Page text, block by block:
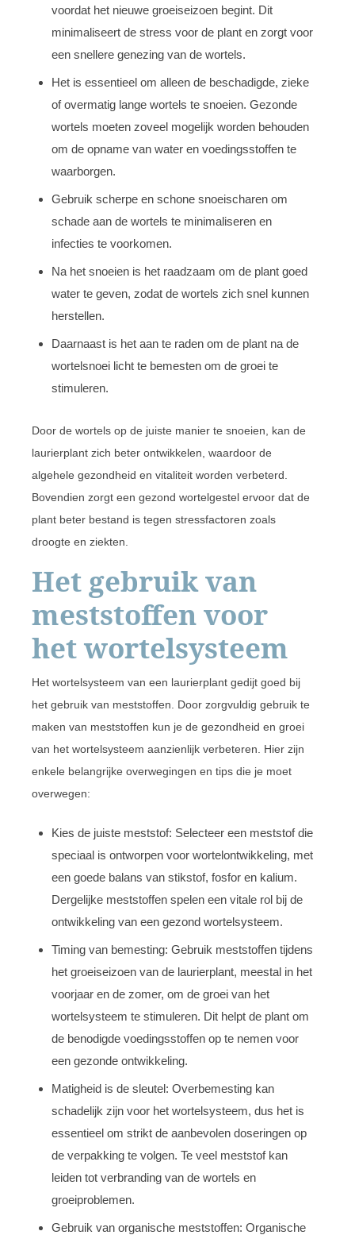
voordat het nieuwe groeiseizoen begint. Dit
minimaliseert de stress voor de plant en zorgt voor
een snellere genezing van de wortels.
Het is essentieel om alleen de beschadigde, zieke
of overmatig lange wortels te snoeien. Gezonde
wortels moeten zoveel mogelijk worden behouden
om de opname van water en voedingsstoffen te
waarborgen.
Gebruik scherpe en schone snoeischaren om
schade aan de wortels te minimaliseren en
infecties te voorkomen.
Na het snoeien is het raadzaam om de plant goed
water te geven, zodat de wortels zich snel kunnen
herstellen.
Daarnaast is het aan te raden om de plant na de
wortelsnoei licht te bemesten om de groei te
stimuleren.
Door de wortels op de juiste manier te snoeien, kan de
laurierplant zich beter ontwikkelen, waardoor de
algehele gezondheid en vitaliteit worden verbeterd.
Bovendien zorgt een gezond wortelgestel ervoor dat de
plant beter bestand is tegen stressfactoren zoals
droogte en ziekten.
Het gebruik van
meststoffen voor
het wortelsysteem
Het wortelsysteem van een laurierplant gedijt goed bij
het gebruik van meststoffen. Door zorgvuldig gebruik te
maken van meststoffen kun je de gezondheid en groei
van het wortelsysteem aanzienlijk verbeteren. Hier zijn
enkele belangrijke overwegingen en tips die je moet
overwegen:
Kies de juiste meststof: Selecteer een meststof die
speciaal is ontworpen voor wortelontwikkeling, met
een goede balans van stikstof, fosfor en kalium.
Dergelijke meststoffen spelen een vitale rol bij de
ontwikkeling van een gezond wortelsysteem.
Timing van bemesting: Gebruik meststoffen tijdens
het groeiseizoen van de laurierplant, meestal in het
voorjaar en de zomer, om de groei van het
wortelsysteem te stimuleren. Dit helpt de plant om
de benodigde voedingsstoffen op te nemen voor
een gezonde ontwikkeling.
Matigheid is de sleutel: Overbemesting kan
schadelijk zijn voor het wortelsysteem, dus het is
essentieel om strikt de aanbevolen doseringen op
de verpakking te volgen. Te veel meststof kan
leiden tot verbranding van de wortels en
groeiproblemen.
Gebruik van organische meststoffen: Organische